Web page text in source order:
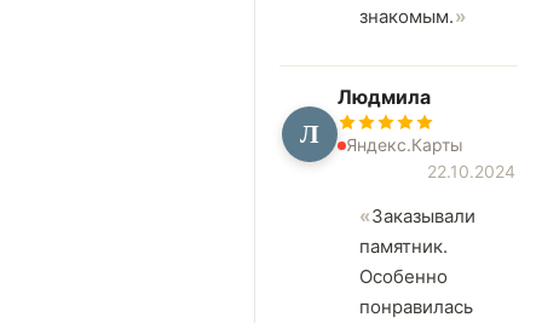
знакомым.
Л
Людмила
Яндекс.Карты
22.10.2024
Заказывали
памятник.
Особенно
понравилась